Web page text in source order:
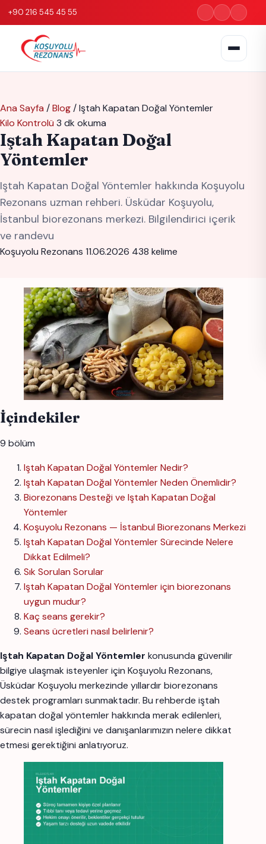
+90 216 545 45 55
Ana Sayfa /Blog/Iştah Kapatan Doğal Yöntemler
Kilo Kontrolü 3 dk okuma
Iştah Kapatan Doğal
Yöntemler
Iştah Kapatan Doğal Yöntemler hakkında Koşuyolu
Rezonans uzman rehberi. Üsküdar Koşuyolu,
İstanbul biorezonans merkezi. Bilgilendirici içerik
ve randevu
Koşuyolu Rezonans 11.06.2026 438 kelime
İçindekiler
9 bölüm
Iştah Kapatan Doğal Yöntemler Nedir?
Iştah Kapatan Doğal Yöntemler Neden Önemlidir?
Biorezonans Desteği ve Iştah Kapatan Doğal
Yöntemler
Koşuyolu Rezonans — İstanbul Biorezonans Merkezi
Iştah Kapatan Doğal Yöntemler Sürecinde Nelere
Dikkat Edilmeli?
Sık Sorulan Sorular
Iştah Kapatan Doğal Yöntemler için biorezonans
uygun mudur?
Kaç seans gerekir?
Seans ücretleri nasıl belirlenir?
Iştah Kapatan Doğal Yöntemler konusunda güvenilir
bilgiye ulaşmak isteyenler için Koşuyolu Rezonans,
Üsküdar Koşuyolu merkezinde yıllardır biorezonans
destek programları sunmaktadır. Bu rehberde iştah
kapatan doğal yöntemler hakkında merak edilenleri,
sürecin nasıl işlediğini ve danışanlarımızın nelere dikkat
etmesi gerektiğini anlatıyoruz.